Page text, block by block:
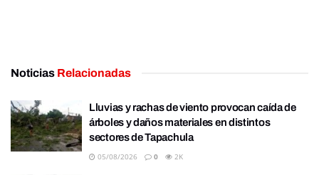
Noticias Relacionadas
Lluvias y rachas de viento provocan caída de
árboles y daños materiales en distintos
sectores de Tapachula
05/08/2026 0 2K